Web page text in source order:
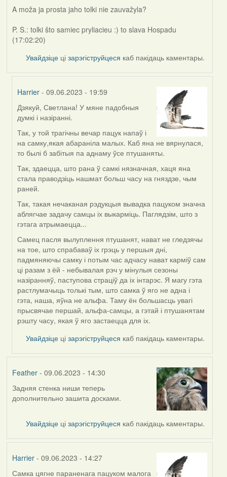
A moža ja prosta jaho tolki nie zauvažyla?
P. S.: tolki što samiec pryliacieu :) to slava Hospadu
(17:02:20)
Увайдзіце цізарэгіструйцеся каб пакідаць каментары.
Harrier - 09.06.2023 - 19:59
In
reply
to
by
svetlana
Дзякуй, Светлана! У мяне падобныя
думкі і назіранні.
Так, у той трагічны вечар пацук напаў і
на самку,якая абараніла малых. Каб яна не вярнулася,
то былі б забітыя па аднаму ўсе птушаняты.
Так, здаецца, што рана ў самкі нязначная, хаця яна
стала праводзіць нашмат больш часу на гняздзе, чым
раней.
Так, такая нечаканая рэдукцыя вывадка пацуком значна
аблягчае задачу самцы іх выкарміць. Паглядзім, што з
гэтага атрымаецца...
Самец пасля вылуплення птушанят, нават не гледзячы
на тое, што спрабаваў іх грэць у першыя дні,
падмяняючы самку і потым час адчасу нават карміў сам
ці разам з ёй - небывалая рэч у мінулыя сезоны
назіранняў, паступова страціў да іх інтарэс. Я магу гэта
растлумачыць толькі тым, што самка ў яго не адна і
гэта, наша, яўна не альфа. Таму ён большасць увагі
прысвячае першай, альфа-самцы, а гэтай і птушанятам
рэшту часу, якая ў яго застаецца для іх.
Увайдзіце цізарэгіструйцеся каб пакідаць каментары.
Feather- 09.06.2023 - 14:30
Задняя стенка ниши теперь
дополнительно зашита досками.
Увайдзіце цізарэгіструйцеся каб пакідаць каментары.
Harrier- 09.06.2023 - 14:27
Самка цягне параненага пацуком малога